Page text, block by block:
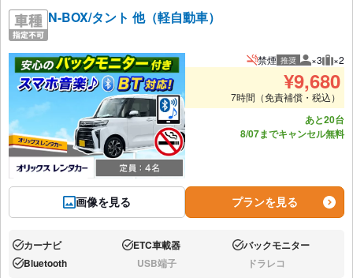
N-BOX/タント 他（軽自動車）
画像を見る
禁煙 推奨 推奨人数
×3 推
×2
¥9,680
7時間（免責補償・税込）
あと20台
8/07までキャンセル無料
プランを見る
あり:カーナビ あり:ETC車載器 あり:バックモニター
あり:Bluetooth なし:USB端子 なし:ドラレコ